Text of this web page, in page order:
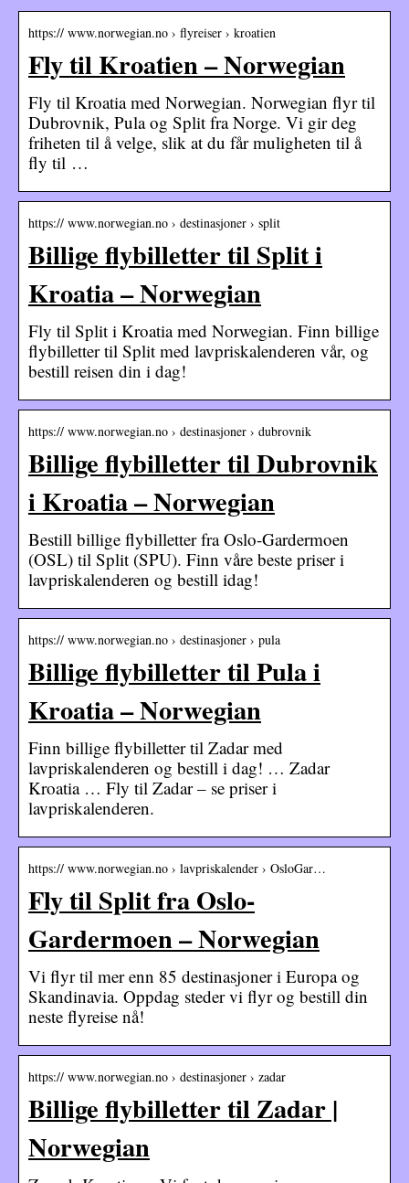
https:// www.norwegian.no › flyreiser › kroatien
Fly til Kroatien – Norwegian
Fly til Kroatia med Norwegian. Norwegian flyr til
Dubrovnik, Pula og Split fra Norge. Vi gir deg
friheten til å velge, slik at du får muligheten til å
fly til …
https:// www.norwegian.no › destinasjoner › split
Billige flybilletter til Split i
Kroatia – Norwegian
Fly til Split i Kroatia med Norwegian. Finn billige
flybilletter til Split med lavpriskalenderen vår, og
bestill reisen din i dag!
https:// www.norwegian.no › destinasjoner › dubrovnik
Billige flybilletter til Dubrovnik
i Kroatia – Norwegian
Bestill billige flybilletter fra Oslo-Gardermoen
(OSL) til Split (SPU). Finn våre beste priser i
lavpriskalenderen og bestill idag!
https:// www.norwegian.no › destinasjoner › pula
Billige flybilletter til Pula i
Kroatia – Norwegian
Finn billige flybilletter til Zadar med
lavpriskalenderen og bestill i dag! … Zadar
Kroatia … Fly til Zadar – se priser i
lavpriskalenderen.
https:// www.norwegian.no › lavpriskalender › OsloGar…
Fly til Split fra Oslo-
Gardermoen – Norwegian
Vi flyr til mer enn 85 destinasjoner i Europa og
Skandinavia. Oppdag steder vi flyr og bestill din
neste flyreise nå!
https:// www.norwegian.no › destinasjoner › zadar
Billige flybilletter til Zadar |
Norwegian